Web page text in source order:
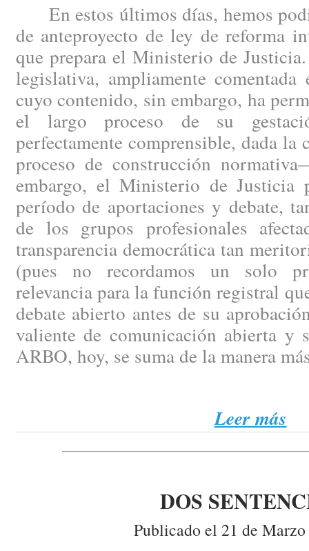
En estos últimos días, hemos
de anteproyecto de ley de reforma
que prepara el Ministerio de
legislativa, ampliamente
cuyo contenido, sin embargo, ha
el largo proceso de su
perfectamente comprensible, dada
proceso de construcción
embargo, el Ministerio de Justicia
período de aportaciones y debate,
de los grupos profesionales
transparencia democrática tan
(pues no recordamos un solo
relevancia para la función registral
debate abierto antes de su
valiente de comunicación abierta y
ARBO, hoy, se suma de la manera
Leer más
DOS
Publicado el 21 de